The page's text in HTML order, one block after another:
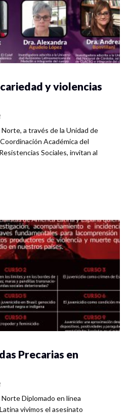
y violencias
a través de la Unidad de
Académica del
Sociales, invitan al
Precarias en
Diplomado en línea
vivimos el asesinato